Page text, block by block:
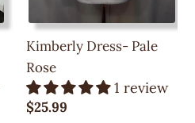
Kimberly Dress- Pale
Rose
1 review
Precio
$25.99